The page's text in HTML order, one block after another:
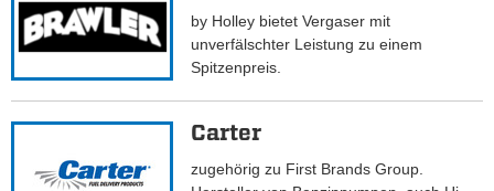
by Holley bietet Vergaser mit
unverfälschter Leistung zu einem
Spitzenpreis.
Carter
zugehörig zu First Brands Group.